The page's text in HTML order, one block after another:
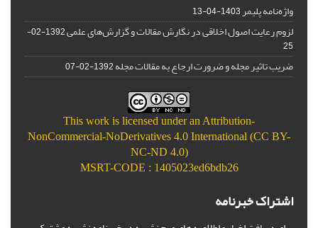
واژه‌نامه پلیمر1403-04-13
لزوم رعایت اصول اخلاقی در نگارش مقالات و گزارش‌‌های علمی
1392-02-
25
ضریب تاثیر مجله و ضرورت ارجاع به مقالات مجله1392-02-07
This work is licensed under an Attribution-
NonCommercial-NoDerivatives 4.0 International (CC BY-
NC-ND 4.0)
MSRT-CODE : 1405023ed6bdb26
اشتراک خبرنامه